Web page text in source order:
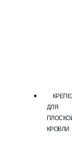
ДЛЯ
КРОВЛИ